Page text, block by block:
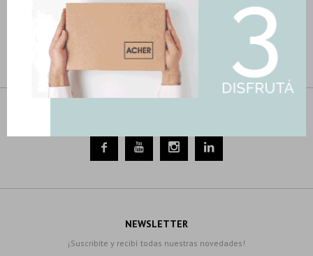
Listel Sin Fin 5X20 Listelos Decorados Marron
2,12
   
NEWSLETTER
¡Suscribite y recibí todas nuestras novedades!